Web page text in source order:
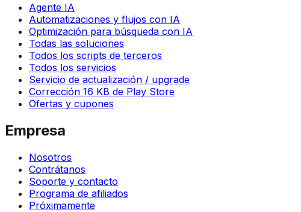
Agente IA
Automatizaciones y flujos con IA
Optimización para búsqueda con IA
Todas las soluciones
Todos los scripts de terceros
Todos los servicios
Servicio de actualización / upgrade
Corrección 16 KB de Play Store
Ofertas y cupones
Empresa
Nosotros
Contrátanos
Soporte y contacto
Programa de afiliados
Próximamente